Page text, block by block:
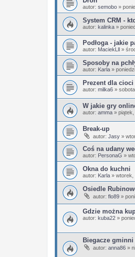
autor: semobo »
System CRM -
autor: kalinka »
Podłoga - jakie
autor: MaciekLll »
Sposoby na
autor: Karla »
Prezent dla cioci
autor: milka6 »
W jakie gry
autor: amma »
Break-up
autor: Jasy »
Coś na udany
autor: PersonaG »
Okna do kuchni
autor: Karla » wtorek,
Osiedle
autor: flo89 »
Gdzie można
autor: kuba22 »
Biegacze gminni
autor: anna86 »